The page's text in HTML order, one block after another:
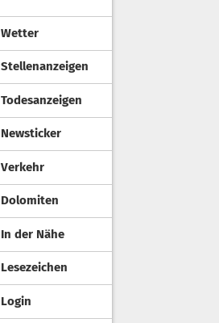
Wetter
Stellenanzeigen
Todesanzeigen
Newsticker
Verkehr
Dolomiten
In der Nähe
Lesezeichen
Login